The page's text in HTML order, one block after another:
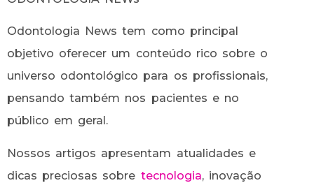
Odontologia News tem como principal
objetivo oferecer um conteúdo rico sobre o
universo odontológico para os profissionais,
pensando também nos pacientes e no
público em geral.
Nossos artigos apresentam atualidades e
dicas preciosas sobre tecnologia, inovação